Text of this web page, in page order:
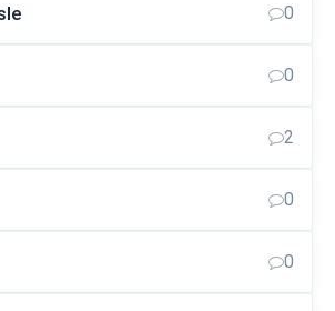
0
0
2
0
0